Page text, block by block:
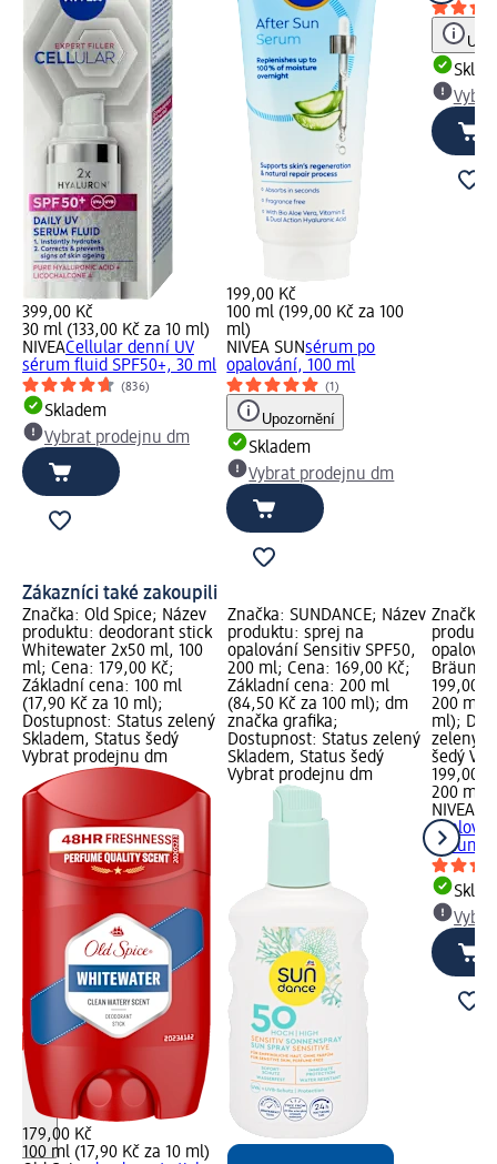
399,00 Kč
30 ml (133,00 Kč za 10 ml)
NIVEACellular denní UV
sérum fluid SPF50+, 30 ml
(836)
Skladem
Vybrat prodejnu dm
199,00 Kč
100 ml (199,00 Kč za 100
ml)
NIVEA SUNsérum po
opalování, 100 ml
(1)
Upozornění
Skladem
Vybrat prodejnu dm
Zákazníci také zakoupili
Značka: Old Spice; Název
produktu: deodorant stick
Whitewater 2x50 ml, 100
ml; Cena: 179,00 Kč;
Základní cena: 100 ml
(17,90 Kč za 10 ml);
Dostupnost: Status zelený
Skladem, Status šedý
Vybrat prodejnu dm
179,00 Kč
100 ml (17,90 Kč za 10 ml)
Značka: SUNDANCE; Název
produktu: sprej na
opalování Sensitiv SPF50,
200 ml; Cena: 169,00 Kč;
Základní cena: 200 ml
(84,50 Kč za 100 ml); dm
značka grafika;
Dostupnost: Status zelený
Skladem, Status šedý
Vybrat prodejnu dm
Značka:
Bräune,
199,00
200 ml
ml);
zelený
šedý
199,00
200 ml
NIVEA
Bräune,